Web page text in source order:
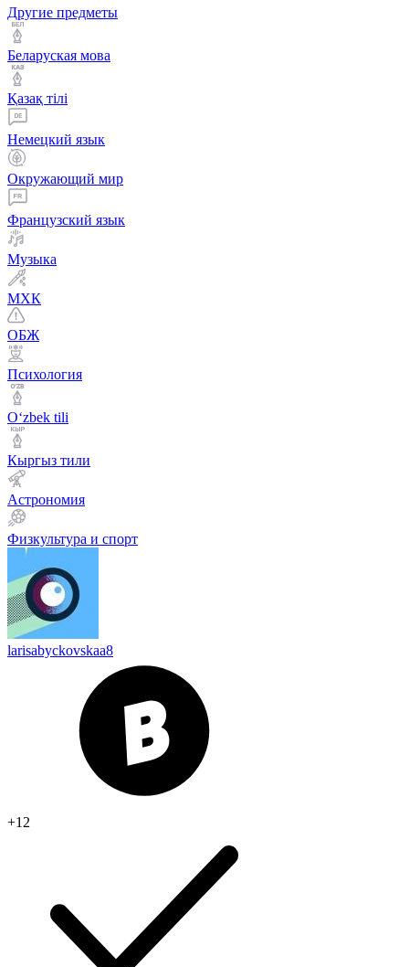
Другие предметы
Беларуская мова
Қазақ тiлi
Немецкий язык
Окружающий мир
Французский язык
Музыка
МХК
ОБЖ
Психология
Оʻzbek tili
Кыргыз тили
Астрономия
Физкультура и спорт
larisabyckovskaa8
+12